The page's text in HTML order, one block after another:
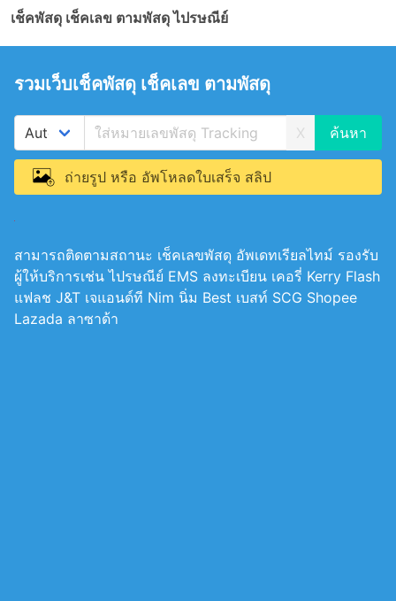
เช็คพัสดุ เช็คเลข ตามพัสดุ ไปรษณีย์
รวมเว็บเช็คพัสดุ เช็คเลข ตามพัสดุ
X
ถ่ายรูป หรือ อัพโหลดใบเสร็จ สลิป
สามารถติดตามสถานะ เช็คเลขพัสดุ อัพเดทเรียลไทม์ รองรับ
ผู้ให้บริการเช่น ไปรษณีย์ EMS ลงทะเบียน เคอรี่ Kerry Flash
แฟลช J&T เจแอนด์ที Nim นิ่ม Best เบสท์ SCG Shopee
Lazada ลาซาด้า